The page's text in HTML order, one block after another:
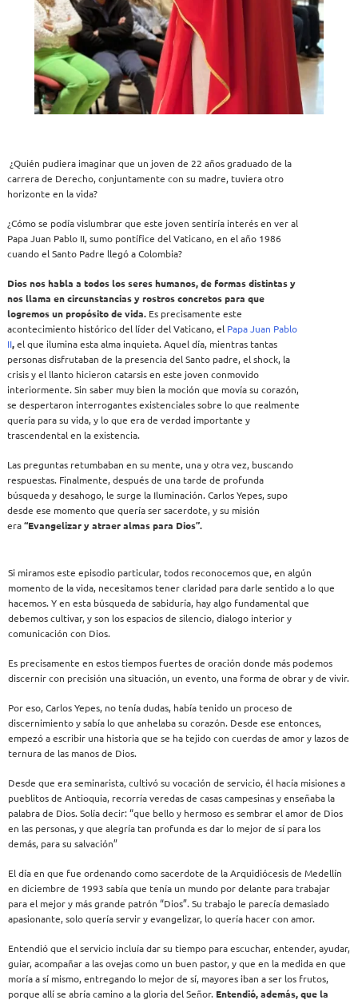
¿Quién pudiera imaginar que un joven de 22 años graduado de la
carrera de Derecho, conjuntamente con su madre, tuviera otro
horizonte en la vida?
¿Cómo se podía vislumbrar que este joven sentiría interés en ver al
Papa Juan Pablo II, sumo pontífice del Vaticano, en el año 1986
cuando el Santo Padre llegó a Colombia?
Dios nos habla a todos los seres humanos, de formas distintas y
nos llama en circunstancias y rostros concretos para que
logremos un propósito de vida.Es precisamente este
acontecimiento histórico del líder del Vaticano, el Papa Juan Pablo
II,el que ilumina esta alma inquieta. Aquel día, mientras tantas
personas disfrutaban de la presencia del Santo padre, el shock, la
crisis y el llanto hicieron catarsis en este joven conmovido
interiormente. Sin saber muy bien la moción que movía su corazón,
se despertaron interrogantes existenciales sobre lo que realmente
quería para su vida, y lo que era de verdad importante y
trascendental en la existencia.
Las preguntas retumbaban en su mente, una y otra vez, buscando
respuestas. Finalmente, después de una tarde de profunda
búsqueda y desahogo, le surge la Iluminación. Carlos Yepes, supo
desde ese momento que quería ser sacerdote, y su misión
era“Evangelizar y atraer almas para Dios”.
Si miramos este episodio particular, todos reconocemos que, en algún
momento de la vida, necesitamos tener claridad para darle sentido a lo que
hacemos. Y en esta búsqueda de sabiduría, hay algo fundamental que
debemos cultivar, y son los espacios de silencio, dialogo interior y
comunicación con Dios.
Es precisamente en estos tiempos fuertes de oración donde más podemos
discernir con precisión una situación, un evento, una forma de obrar y de vivir.
Por eso, Carlos Yepes, no tenía dudas, había tenido un proceso de
discernimiento y sabía lo que anhelaba su corazón. Desde ese entonces,
empezó a escribir una historia que se ha tejido con cuerdas de amor y lazos de
ternura de las manos de Dios.
Desde que era seminarista, cultivó su vocación de servicio, él hacía misiones a
pueblitos de Antioquia, recorría veredas de casas campesinas y enseñaba la
palabra de Dios. Solía decir: “que bello y hermoso es sembrar el amor de Dios
en las personas, y que alegría tan profunda es dar lo mejor de sí para los
demás, para su salvación”
El día en que fue ordenando como sacerdote de la Arquidiócesis de Medellín
en diciembre de 1993 sabía que tenía un mundo por delante para trabajar
para el mejor y más grande patrón “Dios”. Su trabajo le parecía demasiado
apasionante, solo quería servir y evangelizar, lo quería hacer con amor.
Entendió que el servicio incluía dar su tiempo para escuchar, entender, ayudar,
guiar, acompañar a las ovejas como un buen pastor, y que en la medida en que
moría a sí mismo, entregando lo mejor de sí, mayores iban a ser los frutos,
porque allí se abría camino a la gloria del Señor. Entendió, además, que la